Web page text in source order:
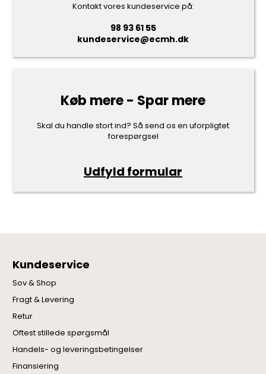
Kontakt vores kundeservice på:
98 93 61 55
kundeservice@ecmh.dk
Køb mere - Spar mere
Skal du handle stort ind? Så send os en uforpligtet
forespørgsel
Udfyld formular
Kundeservice
Sov & Shop
Fragt & Levering
Retur
Oftest stillede spørgsmål
Handels- og leveringsbetingelser
Finansiering